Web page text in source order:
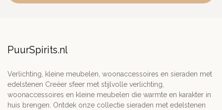
PuurSpirits.nl
Verlichting, kleine meubelen, woonaccessoires en sieraden met
edelstenen Creëer sfeer met stijlvolle verlichting,
woonaccessoires en kleine meubelen die warmte en karakter in
huis brengen. Ontdek onze collectie sieraden met edelstenen